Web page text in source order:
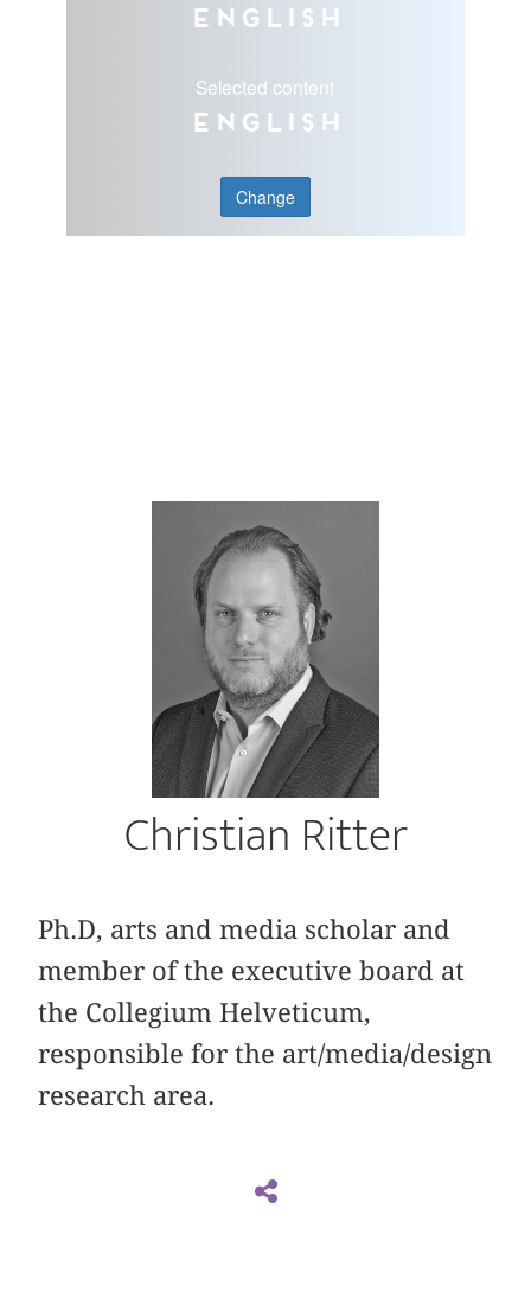
English
Selected content
English
Change
Christian Ritter
Ph.D, arts and media scholar and
member of the executive board at
the Collegium Helveticum,
responsible for the art/media/design
research area.